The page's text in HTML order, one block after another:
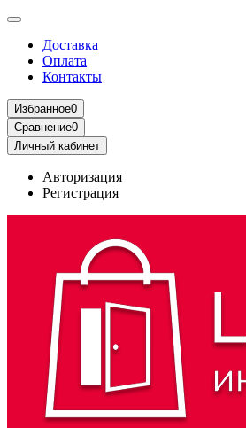
Доставка
Оплата
Контакты
Избранное0
Сравнение0
Личный кабинет
Авторизация
Регистрация